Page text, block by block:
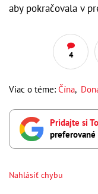
aby pokračovala v
4
Viac o téme: Čína,
Pridajte si
preferované
Nahlásiť chybu